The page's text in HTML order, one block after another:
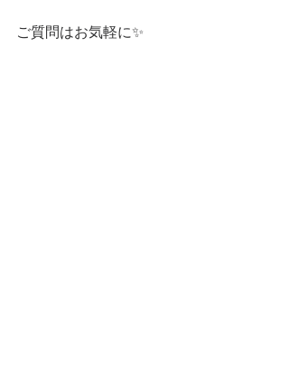
ご質問はお気軽に✨